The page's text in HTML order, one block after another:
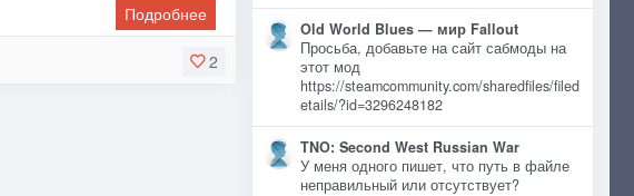
Подробнее
2
Old World Blues — мир Fallout
Просьба, добавьте на сайт сабмоды на
этот мод
https://steamcommunity.com/sharedfiles/filed
etails/?id=3296248182
TNO: Second West Russian War
У меня одного пишет, что путь в файле
неправильный или отсутствует?